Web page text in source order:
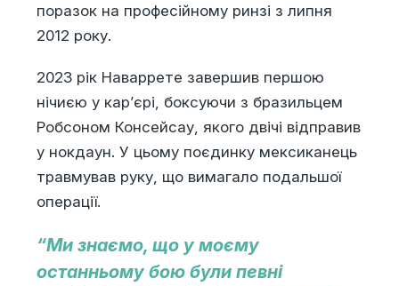
поразок на професійному ринзі з липня
2012 року.
2023 рік Наваррете завершив першою
нічиєю у кар’єрі, боксуючи з бразильцем
Робсоном Консейсау, якого двічі відправив
у нокдаун. У цьому поєдинку мексиканець
травмував руку, що вимагало подальшої
операції.
“Ми знаємо, що у моєму
останньому бою були певні